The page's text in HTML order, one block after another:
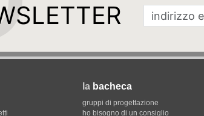
la bacheca
gruppi di progettazione
ho bisogno di un consiglio